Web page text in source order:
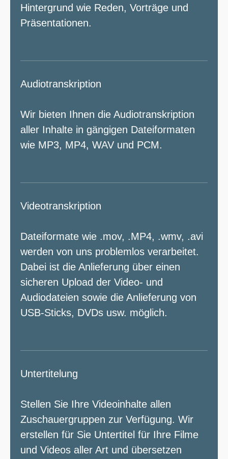
Hintergrund wie Reden, Vorträge und
Präsentationen.
Audiotranskription
Wir bieten Ihnen die Audiotranskription
aller Inhalte in gängigen Dateiformaten
wie MP3, MP4, WAV und PCM.
Videotranskription
Dateiformate wie .mov, .MP4, .wmv, .avi
werden von uns problemlos verarbeitet.
Dabei ist die Anlieferung über einen
sicheren Upload der Video- und
Audiodateien sowie die Anlieferung von
USB-Sticks, DVDs usw. möglich.
Untertitelung
Stellen Sie Ihre Videoinhalte allen
Zuschauergruppen zur Verfügung. Wir
erstellen für Sie Untertitel für Ihre Filme
und Videos aller Art und übersetzen